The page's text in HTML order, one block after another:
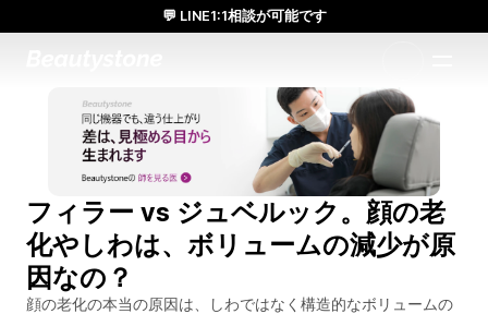
フィラー vs ジュベルック。顔の老
化やしわは、ボリュームの減少が原
因なの？
顔の老化の本当の原因は、しわではなく構造的なボリュームの
💬 LINE1:1相談が可能です
日本人通訳常駐／お得な体験価格／満足度の高い効果